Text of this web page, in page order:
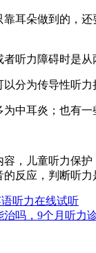
耳朵做到的，
听力障碍时是
分为传导性听
中耳炎；也有
容，儿童听力保
反应，判断听力
听力在线试听
吗，9个月听力